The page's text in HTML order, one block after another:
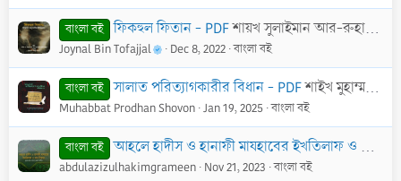
বাংলা বই ফিকহুল ফিতান - PDFশায়খ সুলাইমান আর-রুহাইলি
Joynal Bin Tofajjal Dec 8, 2022 বাংলা বই
বাংলা বই সালাত পরিত্যাগকারীর বিধান - PDFশাইখ মুহাম্মদ বিন সলেহ আল উসাইমিন (রাহি.)
Muhabbat Prodhan Shovon Jan 19, 2025 বাংলা বই
বাংলা বই আহলে হাদীস ও হানাফী মাযহাবের ইখতিলাফ ও তার নিরশন - PDF
abdulazizulhakimgrameen Nov 21, 2023 বাংলা বই